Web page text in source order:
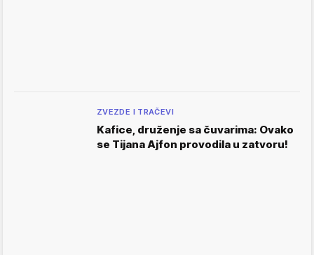
ZVEZDE I TRAČEVI
Kafice, druženje sa čuvarima: Ovako
se Tijana Ajfon provodila u zatvoru!